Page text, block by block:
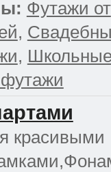
Футажи от
,
,
красивыми